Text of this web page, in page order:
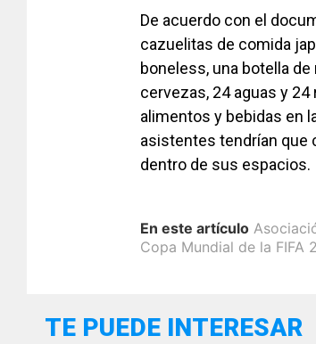
De acuerdo con el
cazuelitas de comida
boneless, una botella
cervezas, 24 aguas y
alimentos y bebidas en
asistentes tendrían que
dentro de sus espacios.
En este artículo
Copa Mundial de la FIFA
TE PUEDE INTERESAR